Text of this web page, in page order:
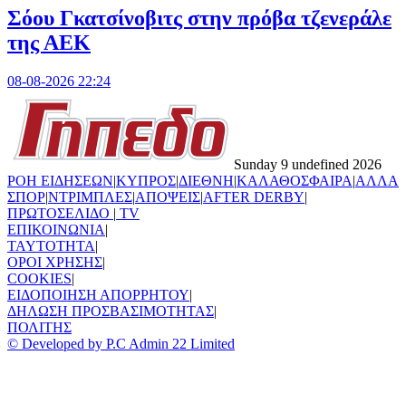
Σόου Γκατσίνοβιτς στην πρόβα τζενεράλε
της ΑΕΚ
08-08-2026 22:24
Sunday 9 undefined 2026
ΡΟΗ ΕΙΔΗΣΕΩΝ|ΚΥΠΡΟΣ|ΔΙΕΘΝΗ|ΚΑΛΑΘΟΣΦΑΙΡΑ|ΑΛΛΑ
ΣΠΟΡ|ΝΤΡΙΜΠΛΕΣ|ΑΠΟΨΕΙΣ|AFTER DERBY|
ΠΡΩΤΟΣΕΛΙΔΟ | TV
ΕΠΙΚΟΙΝΩΝΙΑ|
TAYTOTHTA|
ΟΡΟΙ ΧΡΗΣΗΣ|
COOKIES|
ΕΙΔΟΠΟΙΗΣΗ ΑΠΟΡΡΗΤΟΥ|
ΔΗΛΩΣΗ ΠΡΟΣΒΑΣΙΜΟΤΗΤΑΣ|
ΠΟΛΙΤΗΣ
© Developed by P.C Admin 22 Limited